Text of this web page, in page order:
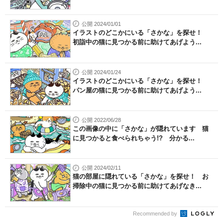
公開 2024/01/01
イラストのどこかにいる「さかな」を探せ！
初詣中の猫に見つかる前に助けてあげよう...
公開 2024/01/24
イラストのどこかにいる「さかな」を探せ！
パン屋の猫に見つかる前に助けてあげよう...
公開 2022/06/28
この画像の中に「さかな」が隠れています 猫
に見つかると食べられちゃう!? 分かる...
公開 2024/02/11
猫の部屋に隠れている「さかな」を探せ！ お
掃除中の猫に見つかる前に助けてあげなき...
Recommended by